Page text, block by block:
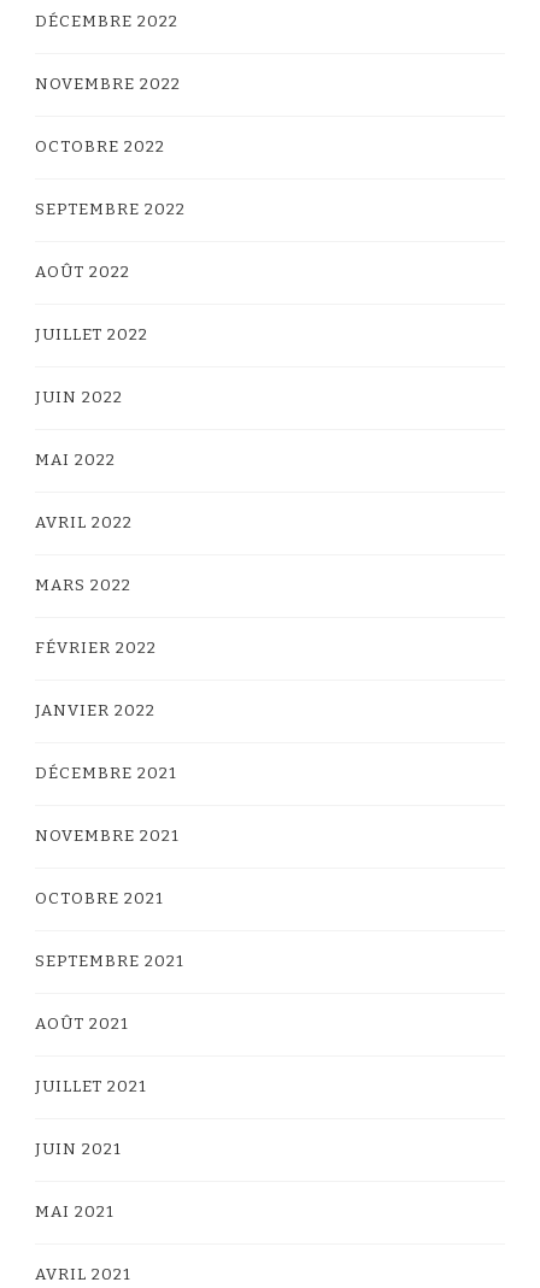
DÉCEMBRE 2022
NOVEMBRE 2022
OCTOBRE 2022
SEPTEMBRE 2022
AOÛT 2022
JUILLET 2022
JUIN 2022
MAI 2022
AVRIL 2022
MARS 2022
FÉVRIER 2022
JANVIER 2022
DÉCEMBRE 2021
NOVEMBRE 2021
OCTOBRE 2021
SEPTEMBRE 2021
AOÛT 2021
JUILLET 2021
JUIN 2021
MAI 2021
AVRIL 2021